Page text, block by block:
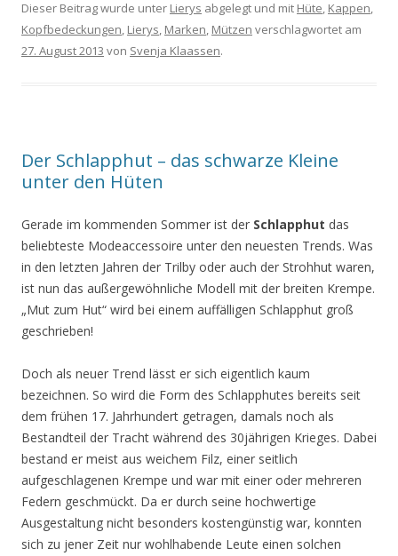
Dieser Beitrag wurde unter Lierys abgelegt und mit Hüte, Kappen,
Kopfbedeckungen, Lierys, Marken, Mützen verschlagwortet am
27. August 2013 von Svenja Klaassen.
Der Schlapphut – das schwarze Kleine
unter den Hüten
Gerade im kommenden Sommer ist der Schlapphut das
beliebteste Modeaccessoire unter den neuesten Trends. Was
in den letzten Jahren der Trilby oder auch der Strohhut waren,
ist nun das außergewöhnliche Modell mit der breiten Krempe.
„Mut zum Hut“ wird bei einem auffälligen Schlapphut groß
geschrieben!
Doch als neuer Trend lässt er sich eigentlich kaum
bezeichnen. So wird die Form des Schlapphutes bereits seit
dem frühen 17. Jahrhundert getragen, damals noch als
Bestandteil der Tracht während des 30jährigen Krieges. Dabei
bestand er meist aus weichem Filz, einer seitlich
aufgeschlagenen Krempe und war mit einer oder mehreren
Federn geschmückt. Da er durch seine hochwertige
Ausgestaltung nicht besonders kostengünstig war, konnten
sich zu jener Zeit nur wohlhabende Leute einen solchen